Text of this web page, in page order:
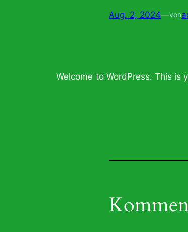
Aug. 2, 2024—von
Welcome to WordPress. This